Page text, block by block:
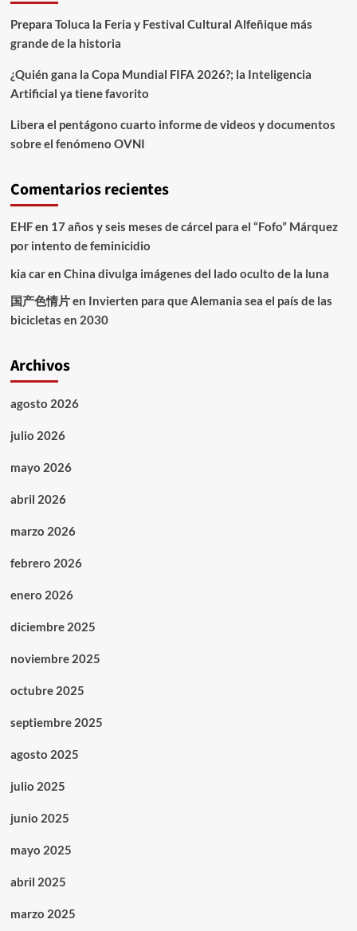
Prepara Toluca la Feria y Festival Cultural Alfeñique más
grande de la historia
¿Quién gana la Copa Mundial FIFA 2026?; la Inteligencia
Artificial ya tiene favorito
Libera el pentágono cuarto informe de videos y documentos
sobre el fenómeno OVNI
Comentarios recientes
EHFen 17 años y seis meses de cárcel para el “Fofo” Márquez
por intento de feminicidio
kia caren China divulga imágenes del lado oculto de la luna
国产色情片en Invierten para que Alemania sea el país de las
bicicletas en 2030
Archivos
agosto 2026
julio 2026
mayo 2026
abril 2026
marzo 2026
febrero 2026
enero 2026
diciembre 2025
noviembre 2025
octubre 2025
septiembre 2025
agosto 2025
julio 2025
junio 2025
mayo 2025
abril 2025
marzo 2025